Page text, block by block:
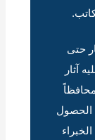
حتى
آثار
الحصول